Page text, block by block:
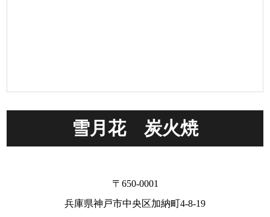
雪月花 炭火焼
〒650-0001
兵庫県神戸市中央区加納町4-8-19